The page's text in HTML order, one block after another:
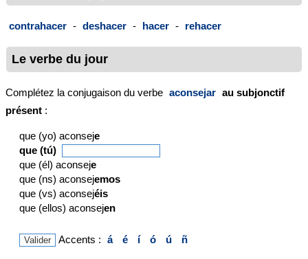
contrahacer - deshacer - hacer - rehacer
Le verbe du jour
Complétez la conjugaison du verbe aconsejar au subjonctif
présent :
que (yo) aconseje
que (tú)
que (él) aconseje
que (ns) aconsejemos
que (vs) aconsejéis
que (ellos) aconsejen
Accents : á é í ó ú ñ